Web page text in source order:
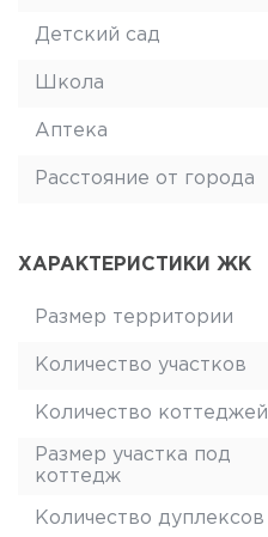
Детский сад
Школа
Аптека
Расстояние от города
ХАРАКТЕРИСТИКИ ЖК
Размер территории
Количество участков
Количество коттеджей
Размер участка под
коттедж
Количество дуплексов